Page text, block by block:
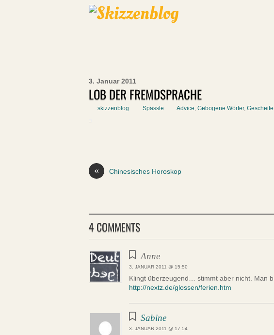
3. Januar 2011
LOB DER FREMDSPRACHE
skizzenblog Spässle Advice, Gebogene Wörter,
« Chinesisches Horoskop
4 COMMENTS
Anne
3. JANUAR 2011 @ 15:50
Klingt überzeugend… stimmt aber nicht. Man
http://nextz.de/glossen/ferien.htm
Sabine
3. JANUAR 2011 @ 17:54